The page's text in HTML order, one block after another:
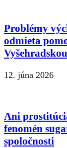
Problémy
odmieta
12. júna 2026
Ani
fenomén
spoločnosti